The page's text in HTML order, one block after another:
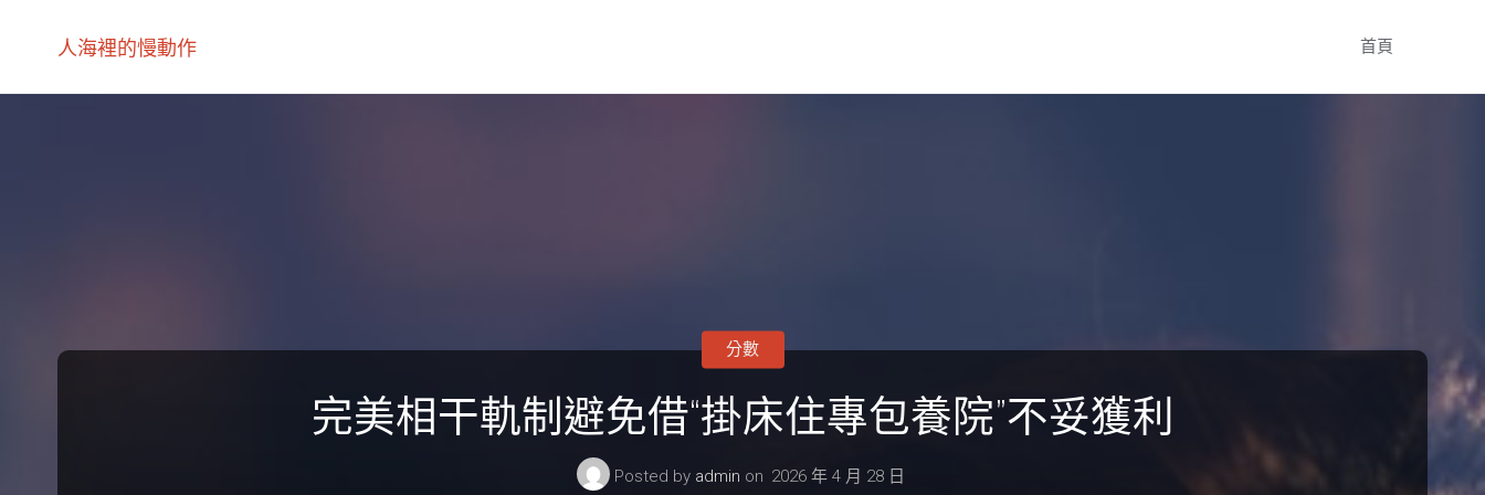
人海裡的慢動作 首頁
完美相干軌制避免借“掛床住專包養院”不妥獲利
Posted by admin on 2026 年 4 月 28 日
分數